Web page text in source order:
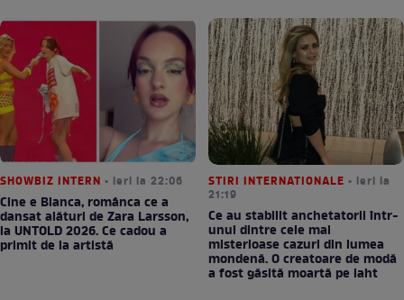
SHOWBIZ INTERN • ieri la 22:06
Cine e Bianca, românca ce a
dansat alături de Zara Larsson,
la UNTOLD 2026. Ce cadou a
primit de la artistă
STIRI INTERNATIONALE • ieri la
21:19
Ce au stabilit anchetatorii într-
unul dintre cele mai
misterioase cazuri din lumea
mondenă. O creatoare de modă
a fost găsită moartă pe iaht